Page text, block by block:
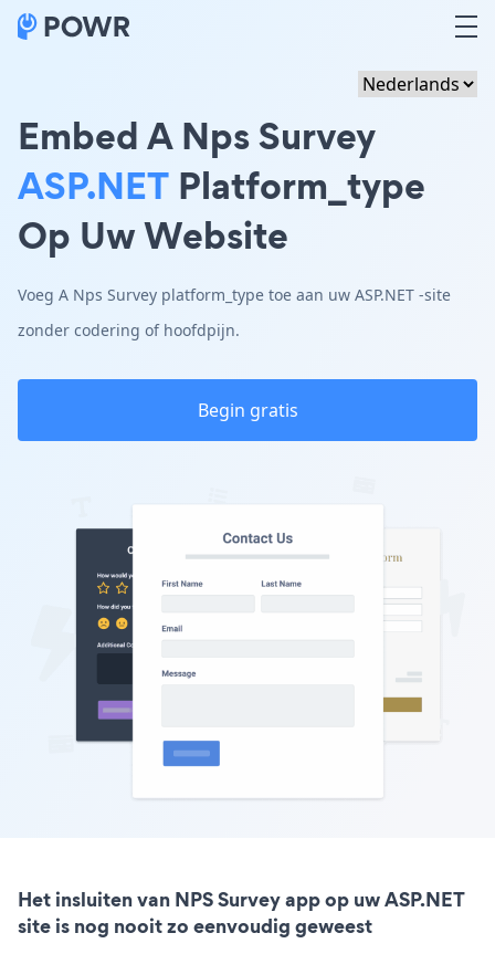
Embed A Nps Survey
ASP.NET Platform_type
Op Uw Website
Voeg A Nps Survey platform_type toe aan uw ASP.NET -site
zonder codering of hoofdpijn.
Begin gratis
Het insluiten van NPS Survey app op uw ASP.NET
site is nog nooit zo eenvoudig geweest